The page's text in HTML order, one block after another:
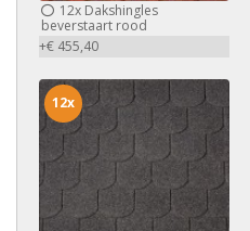
12x Dakshingles
beverstaart rood
+€ 455,40
12x